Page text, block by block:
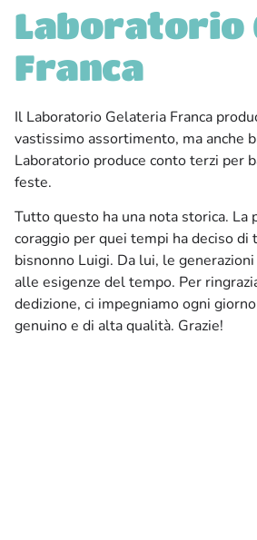
Laboratorio
Franca
Il Laboratorio Gelateria Franca
vastissimo assortimento, ma anche
Laboratorio produce conto terzi per
feste.
Tutto questo ha una nota storica. La
coraggio per quei tempi ha deciso
bisnonno Luigi. Da lui, le
alle esigenze del tempo. Per
dedizione, ci impegniamo ogni
genuino e di alta qualità. Grazie!